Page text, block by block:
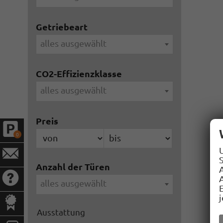
0
Getriebeart
alles ausgewählt
CO2-Effizienzklasse
alles ausgewählt
Preis
Anzahl der Türen
alles ausgewählt
Ausstattung